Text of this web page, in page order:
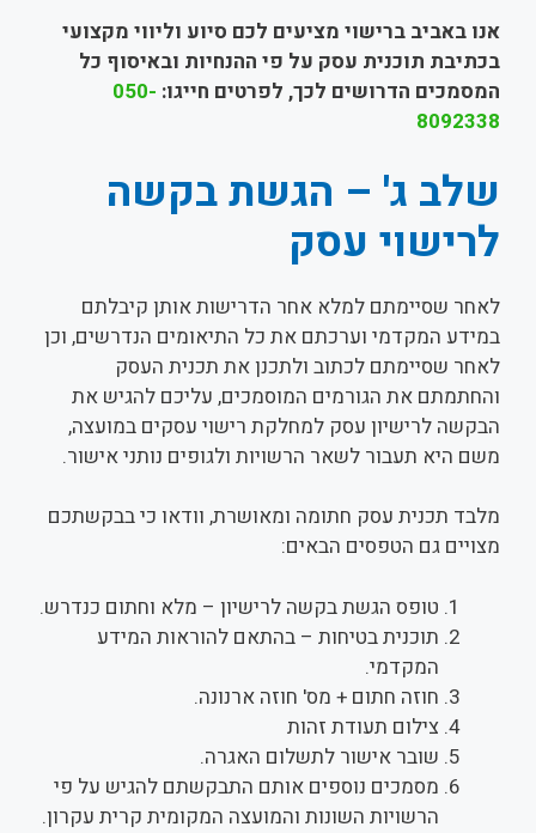
אנו באביב ברישוי מציעים לכם סיוע וליווי מקצועי
בכתיבת תוכנית עסק על פי ההנחיות ובאיסוף כל
המסמכים הדרושים לכך, לפרטים חייגו: 050-
8092338
שלב ג' – הגשת בקשה
לרישוי עסק
לאחר שסיימתם למלא אחר הדרישות אותן קיבלתם
במידע המקדמי וערכתם את כל התיאומים הנדרשים, וכן
לאחר שסיימתם לכתוב ולתכנן את תכנית העסק
והחתמתם את הגורמים המוסמכים, עליכם להגיש את
הבקשה לרישיון עסק למחלקת רישוי עסקים במועצה,
משם היא תעבור לשאר הרשויות ולגופים נותני אישור.
מלבד תכנית עסק חתומה ומאושרת, וודאו כי בבקשתכם
מצויים גם הטפסים הבאים:
טופס הגשת בקשה לרישיון – מלא וחתום כנדרש.
תוכנית בטיחות – בהתאם להוראות המידע
המקדמי.
חוזה חתום + מס' חוזה ארנונה.
צילום תעודת זהות
שובר אישור לתשלום האגרה.
מסמכים נוספים אותם התבקשתם להגיש על פי
הרשויות השונות והמועצה המקומית קרית עקרון.